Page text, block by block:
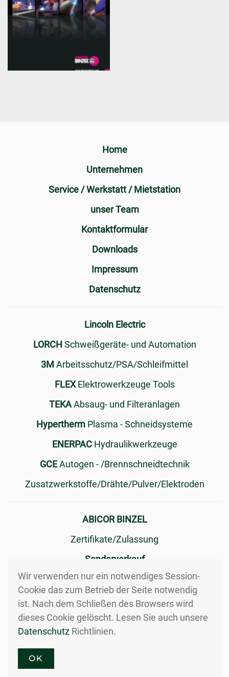
Home
Unternehmen
Service / Werkstatt / Mietstation
unser Team
Kontaktformular
Downloads
Impressum
Datenschutz
Lincoln Electric
LORCH Schweißgeräte- und Automation
3M Arbeitsschutz/PSA/Schleifmittel
FLEXElektrowerkzeuge Tools
TEKAAbsaug- und Filteranlagen
Hypertherm Plasma - Schneidsysteme
ENERPACHydraulikwerkzeuge
GCE Autogen - /Brennschneidtechnik
Zusatzwerkstoffe/Drähte/Pulver/Elektroden
ABICOR BINZEL
Zertifikate/Zulassung
Sonderverkauf
Produktgalerie
Anmeldung
News
Wir verwenden nur ein notwendiges Session-
Cookie das zum Betrieb der Seite notwendig
ist. Nach dem Schließen des Browsers wird
dieses Cookie gelöscht. Lesen Sie auch unsere
Datenschutz Richtlinien.
OK